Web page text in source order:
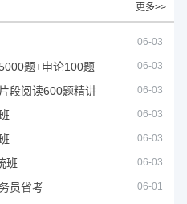
更多>>
06-03
题+申论100题 06-03
段阅读600题精讲 06-03
06-03
06-03
班 06-03
员省考 06-01